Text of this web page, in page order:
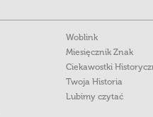
Woblink
Miesięcznik Znak
Ciekawostki
Twoja Historia
Lubimy czytać